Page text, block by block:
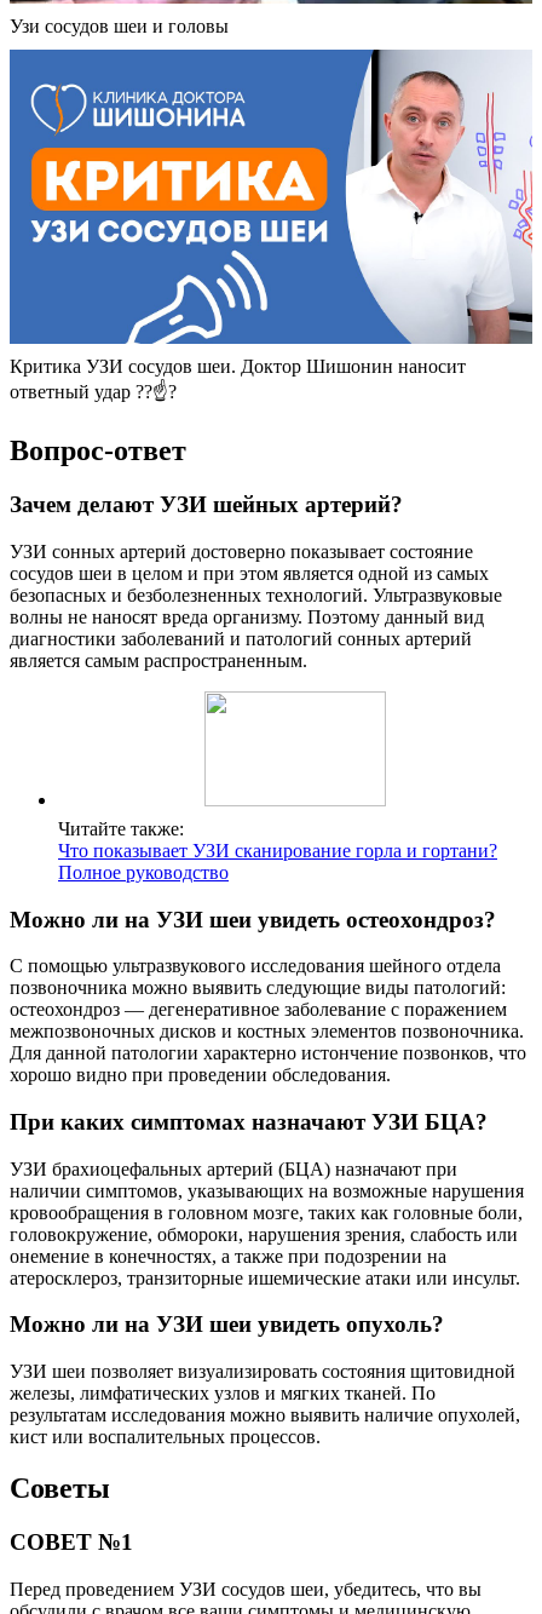
Узи сосудов шеи и головы
Критика УЗИ сосудов шеи. Доктор Шишонин наносит
ответный удар ??☝?
Вопрос-ответ
Зачем делают УЗИ шейных артерий?
УЗИ сонных артерий достоверно показывает состояние
сосудов шеи в целом и при этом является одной из самых
безопасных и безболезненных технологий. Ультразвуковые
волны не наносят вреда организму. Поэтому данный вид
диагностики заболеваний и патологий сонных артерий
является самым распространенным.
Читайте также:
Что показывает УЗИ сканирование горла и гортани?
Полное руководство
Можно ли на УЗИ шеи увидеть остеохондроз?
С помощью ультразвукового исследования шейного отдела
позвоночника можно выявить следующие виды патологий:
остеохондроз — дегенеративное заболевание с поражением
межпозвоночных дисков и костных элементов позвоночника.
Для данной патологии характерно истончение позвонков, что
хорошо видно при проведении обследования.
При каких симптомах назначают УЗИ БЦА?
УЗИ брахиоцефальных артерий (БЦА) назначают при
наличии симптомов, указывающих на возможные нарушения
кровообращения в головном мозге, таких как головные боли,
головокружение, обмороки, нарушения зрения, слабость или
онемение в конечностях, а также при подозрении на
атеросклероз, транзиторные ишемические атаки или инсульт.
Можно ли на УЗИ шеи увидеть опухоль?
УЗИ шеи позволяет визуализировать состояния щитовидной
железы, лимфатических узлов и мягких тканей. По
результатам исследования можно выявить наличие опухолей,
кист или воспалительных процессов.
Советы
СОВЕТ №1
Перед проведением УЗИ сосудов шеи, убедитесь, что вы